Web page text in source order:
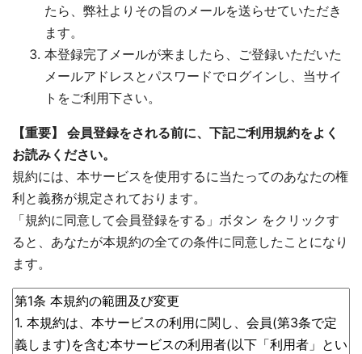
たら、弊社よりその旨のメールを送らせていただき
ます。
本登録完了メールが来ましたら、ご登録いただいた
メールアドレスとパスワードでログインし、当サイ
トをご利用下さい。
【重要】 会員登録をされる前に、下記ご利用規約をよく
お読みください。
規約には、本サービスを使用するに当たってのあなたの権
利と義務が規定されております。
「規約に同意して会員登録をする」ボタン をクリックす
ると、あなたが本規約の全ての条件に同意したことになり
ます。